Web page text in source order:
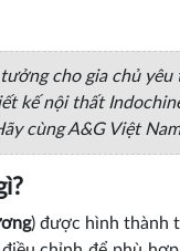
cho gia chủ
kế nội thất
cùng A&G Việt
) được hình thành